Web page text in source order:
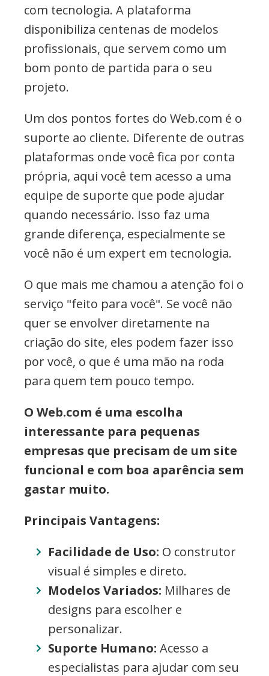
com tecnologia. A plataforma
disponibiliza centenas de modelos
profissionais, que servem como um
bom ponto de partida para o seu
projeto.
Um dos pontos fortes do Web.com é o
suporte ao cliente. Diferente de outras
plataformas onde você fica por conta
própria, aqui você tem acesso a uma
equipe de suporte que pode ajudar
quando necessário. Isso faz uma
grande diferença, especialmente se
você não é um expert em tecnologia.
O que mais me chamou a atenção foi o
serviço "feito para você". Se você não
quer se envolver diretamente na
criação do site, eles podem fazer isso
por você, o que é uma mão na roda
para quem tem pouco tempo.
O Web.com é uma escolha
interessante para pequenas
empresas que precisam de um site
funcional e com boa aparência sem
gastar muito.
Principais Vantagens:
Facilidade de Uso: O construtor
visual é simples e direto.
Modelos Variados: Milhares de
designs para escolher e
personalizar.
Suporte Humano: Acesso a
especialistas para ajudar com seu